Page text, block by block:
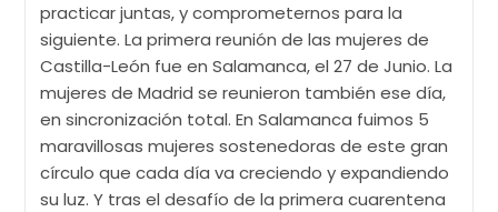
practicar juntas, y comprometernos para la
siguiente. La primera reunión de las mujeres de
Castilla-León fue en Salamanca, el 27 de Junio. La
mujeres de Madrid se reunieron también ese día,
en sincronización total. En Salamanca fuimos 5
maravillosas mujeres sostenedoras de este gran
círculo que cada día va creciendo y expandiendo
su luz. Y tras el desafío de la primera cuarentena